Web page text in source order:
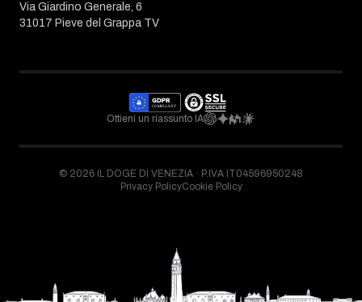
Via Giardino Generale, 6
31017 Pieve del Grappa TV
Ottieni un riassunto IA
© 2026 IL DOGE DI VENEZIA · P.IVA IT04596950248
Privacy PolicyCookie Policy